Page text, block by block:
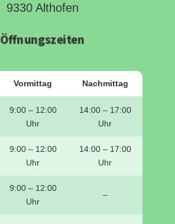
9330 Althofen
Öffnungszeiten
Vormittag Nachmittag
9:00 – 12:00
Uhr
14:00 – 17:00
Uhr
9:00 – 12:00
Uhr
14:00 – 17:00
Uhr
9:00 – 12:00
Uhr
–